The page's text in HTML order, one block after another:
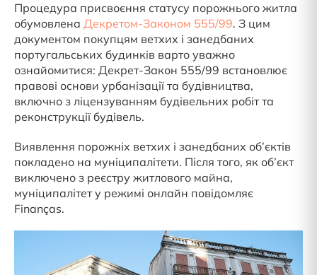
Процедура присвоєння статусу порожнього житла
обумовлена Декретом-Законом 555/99. З цим
документом покупцям ветхих і занедбаних
португальських будинків варто уважно
ознайомитися: Декрет-Закон 555/99 встановлює
правові основи урбанізації та будівництва,
включно з ліцензуванням будівельних робіт та
реконструкції будівель.
Виявлення порожніх ветхих і занедбаних об’єктів
покладено на муніципалітети. Після того, як об’єкт
виключено з реєстру житлового майна,
муніципалітет у режимі онлайн повідомляє
Finanças.